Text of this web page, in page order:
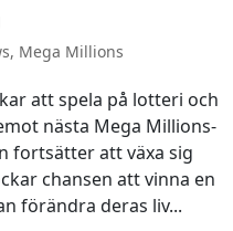
, Mega Millions
att spela på lotteri och
nästa Mega Millions-
fortsätter att växa sig
chansen att vinna en
förändra deras liv...